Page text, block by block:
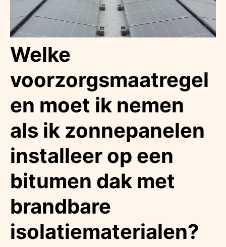
Welke
voorzorgsmaatregel
en moet ik nemen
als ik zonnepanelen
installeer op een
bitumen dak met
brandbare
isolatiematerialen?